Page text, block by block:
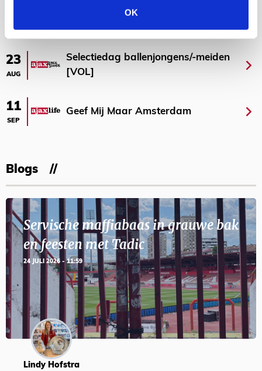
OK
23
AUG
Selectiedag ballenjongens/-meiden
[VOL]
11
SEP
Geef Mij Maar Amsterdam
Blogs
Servische maffiabaas in grauwe bak
en feesten met Tadic
24 JULI 2026 - 11:59
Lindy Hofstra